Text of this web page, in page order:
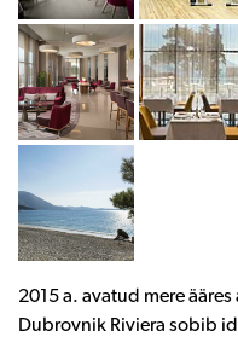
2015 a. avatud mere
Dubrovnik Riviera sobib